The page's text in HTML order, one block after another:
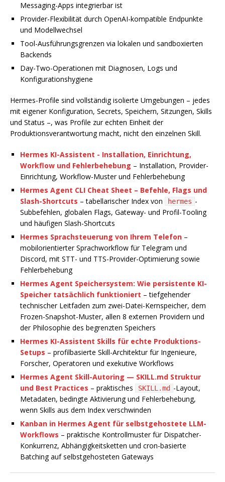
Messaging-Apps integrierbar ist
Provider-Flexibilität durch OpenAI-kompatible Endpunkte
und Modellwechsel
Tool-Ausführungsgrenzen via lokalen und sandboxierten
Backends
Day-Two-Operationen mit Diagnosen, Logs und
Konfigurationshygiene
Hermes-Profile sind vollständig isolierte Umgebungen – jedes
mit eigener Konfiguration, Secrets, Speichern, Sitzungen, Skills
und Status –, was Profile zur echten Einheit der
Produktionsverantwortung macht, nicht den einzelnen Skill.
Hermes KI-Assistent - Installation, Einrichtung,
Workflow und Fehlerbehebung – Installation, Provider-
Einrichtung, Workflow-Muster und Fehlerbehebung
Hermes Agent CLI Cheat Sheet – Befehle, Flags und
Slash-Shortcuts – tabellarischer Index von hermes -
Subbefehlen, globalen Flags, Gateway- und Profil-Tooling
und häufigen Slash-Shortcuts
Hermes Sprachsteuerung von Ihrem Telefon –
mobilorientierter Sprachworkflow für Telegram und
Discord, mit STT- und TTS-Provider-Optimierung sowie
Fehlerbehebung
Hermes Agent Speichersystem: Wie persistente KI-
Speicher tatsächlich funktioniert – tiefgehender
technischer Leitfaden zum zwei-Datei-Kernspeicher, dem
Frozen-Snapshot-Muster, allen 8 externen Providern und
der Philosophie des begrenzten Speichers
Hermes KI-Assistent Skills für echte Produktions-
Setups – profilbasierte Skill-Architektur für Ingenieure,
Forscher, Operatoren und exekutive Workflows
Hermes Agent Skill-Autoring — SKILL.md Struktur
und Best Practices – praktisches SKILL.md -Layout,
Metadaten, bedingte Aktivierung und Fehlerbehebung,
wenn Skills aus dem Index verschwinden
Kanban in Hermes Agent für selbstgehostete LLM-
Workflows – praktische Kontrollmuster für Dispatcher-
Konkurrenz, Abhängigkeitsketten und cron-basierte
Batching auf selbstgehosteten Gateways